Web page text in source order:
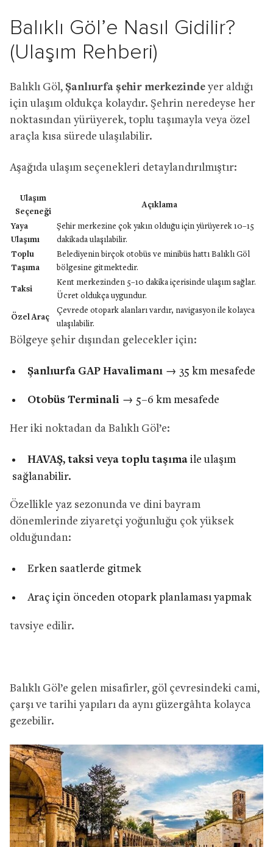
Balıklı Göl’e Nasıl Gidilir?
(Ulaşım Rehberi)
Balıklı Göl, Şanlıurfa şehir merkezindeyer aldığı
için ulaşım oldukça kolaydır. Şehrin neredeyse her
noktasından yürüyerek, toplu taşımayla veya özel
araçla kısa sürede ulaşılabilir.
Aşağıda ulaşım seçenekleri detaylandırılmıştır:
Ulaşım
Seçeneği
Açıklama
Yaya
Ulaşımı
Şehir merkezine çok yakın olduğu için yürüyerek 10–15
dakikada ulaşılabilir.
Toplu
Taşıma
Belediyenin birçok otobüs ve minibüs hattı Balıklı Göl
bölgesine gitmektedir.
Taksi
Kent merkezinden 5–10 dakika içerisinde ulaşım sağlar.
Ücret oldukça uygundur.
Özel Araç
Çevrede otopark alanları vardır, navigasyon ile kolayca
ulaşılabilir.
Bölgeye şehir dışından gelecekler için:
Şanlıurfa GAP Havalimanı→ 35 km mesafede
Otobüs Terminali → 5–6 km mesafede
Her iki noktadan da Balıklı Göl’e:
HAVAŞ, taksi veya toplu taşımaile ulaşım
sağlanabilir.
Özellikle yaz sezonunda ve dini bayram
dönemlerinde ziyaretçi yoğunluğu çok yüksek
olduğundan:
Erken saatlerde gitmek
Araç için önceden otopark planlaması yapmak
tavsiye edilir.
Balıklı Göl’e gelen misafirler, göl çevresindeki cami,
çarşı ve tarihi yapıları da aynı güzergâhta kolayca
gezebilir.